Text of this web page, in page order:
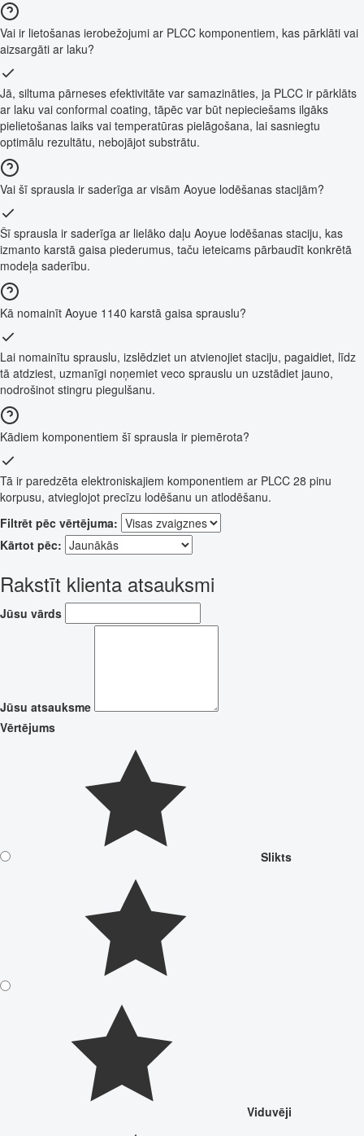
Vai ir lietošanas ierobežojumi ar PLCC komponentiem, kas pārklāti vai
aizsargāti ar laku?
Jā, siltuma pārneses efektivitāte var samazināties, ja PLCC ir pārklāts
ar laku vai conformal coating, tāpēc var būt nepieciešams ilgāks
pielietošanas laiks vai temperatūras pielāgošana, lai sasniegtu
optimālu rezultātu, nebojājot substrātu.
Vai šī sprausla ir saderīga ar visām Aoyue lodēšanas stacijām?
Šī sprausla ir saderīga ar lielāko daļu Aoyue lodēšanas staciju, kas
izmanto karstā gaisa piederumus, taču ieteicams pārbaudīt konkrētā
modeļa saderību.
Kā nomainīt Aoyue 1140 karstā gaisa sprauslu?
Lai nomainītu sprauslu, izslēdziet un atvienojiet staciju, pagaidiet, līdz
tā atdziest, uzmanīgi noņemiet veco sprauslu un uzstādiet jauno,
nodrošinot stingru piegulšanu.
Kādiem komponentiem šī sprausla ir piemērota?
Tā ir paredzēta elektroniskajiem komponentiem ar PLCC 28 pinu
korpusu, atvieglojot precīzu lodēšanu un atlodēšanu.
Filtrēt pēc vērtējuma:
Kārtot pēc:
Rakstīt klienta atsauksmi
Jūsu vārds
Jūsu atsauksme
Vērtējums
Slikts
Viduvēji